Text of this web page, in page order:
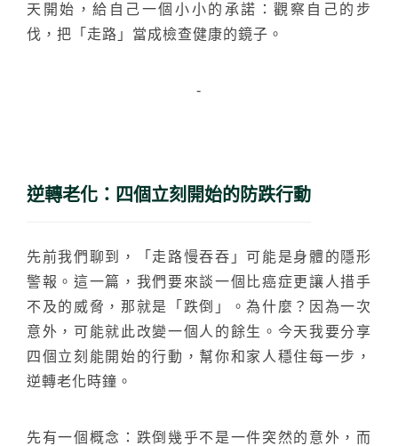
天開始，給自己一個小小的承諾：觀察自己的步
伐，把「走路」當成檢查健康的鏡子。
-
逆轉老化：四個立刻開始的防跌行動
先前我們聊到，「走路慢吞吞」可能是身體的隱形
警報。這一篇，我們要來談一個比癌症更讓人措手
不及的威脅，那就是「跌倒」。為什麼？因為一次
意外，可能就此改變一個人的餘生。今天我要分享
四個立刻能開始的行動，幫你和家人穩住每一步，
逆轉老化時鐘。
先有一個概念：跌倒幾乎不是一件突然的意外，而